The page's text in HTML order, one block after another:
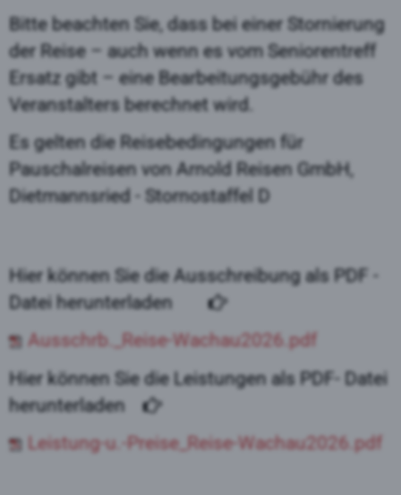
Bitte beachten Sie, dass bei einer Stornierung
der Reise – auch wenn es vom Seniorentreff
Ersatz gibt – eine Bearbeitungsgebühr des
Veranstalters berechnet wird.
Es gelten die Reisebedingungen für
Pauschalreisen von Arnold Reisen GmbH,
Dietmannsried - Stornostaffel D
Hier können Sie die Ausschreibung als PDF -
Datei herunterladen
Ausschrb._Reise-Wachau2026.pdf
Hier können Sie die Leistungen als PDF- Datei
herunterladen
Leistung-u.-Preise_Reise-Wachau2026.pdf